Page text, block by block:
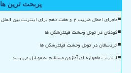
پربحث ترین ها
ماجرای اعمال ضریب ۲ و هفت دهم برای اینترنت بین الملل چیست؟
کودکان در تونل وحشت فیلترشکن ها
خردسالان در تونل وحشت فیلترشکن ها
اینترنت ماهواره ای آمازون مستقیم به موبایل می رسد